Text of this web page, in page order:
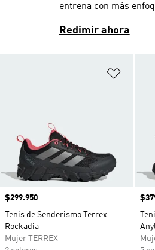
Precio
$299.950
Tenis de Senderismo Terrex
Rockadia
Mujer TERREX
entrena con más
Redimir ahora